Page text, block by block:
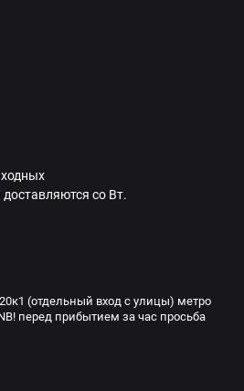
со Вт.
(отдельный вход с улицы) метро
перед прибытием за час просьба